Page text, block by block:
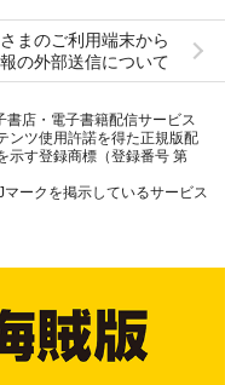
まのご利用端末から
の外部送信について
書店・電子書籍配信サービス
ンツ使用許諾を得た正規版配
示す登録商標（登録番号 第
ークを掲示しているサービス